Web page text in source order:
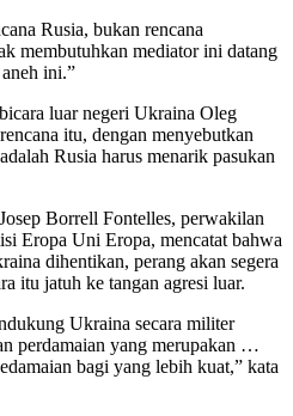
Rusia, bukan rencana
membutuhkan mediator ini datang
ini.”
luar negeri Ukraina Oleg
itu, dengan menyebutkan
Rusia harus menarik pasukan
Borrell Fontelles, perwakilan
Eropa Uni Eropa, mencatat bahwa
dihentikan, perang akan segera
itu jatuh ke tangan agresi luar.
Ukraina secara militer
perdamaian yang merupakan …
bagi yang lebih kuat,” kata